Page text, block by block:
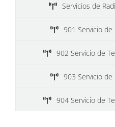
Servicios de
901 Servicio de
902 Servicio de
903 Servicio de
904 Servicio de